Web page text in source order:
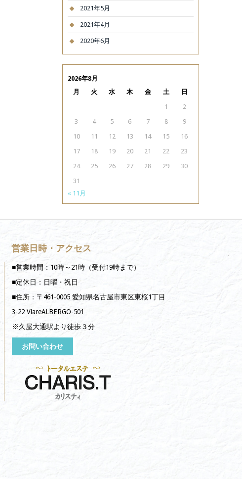
2021年5月
2021年4月
2020年6月
2026年8月
月
火 水 木 金 土
日
1
2
3
4 5 6 7 8
9
10
11 12 13 14 15
16
17
18 19 20 21 22
23
24
25 26 27 28 29
30
31
« 11月
営業日時・アクセス
■営業時間：10時～21時（受付19時まで）
■定休日：日曜・祝日
■住所：〒461-0005 愛知県名古屋市東区東桜1丁目
3-22 ViareALBERGO-501
※久屋大通駅より徒歩３分
お問い合わせ